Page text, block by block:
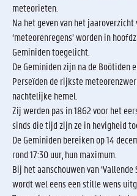
meteorieten.
Na het geven van het jaaroverzicht
‘meteorenregens’ worden in
Geminiden toegelicht.
De Geminiden zijn na de Boötiden
Perseïden de rijkste
nachtelijke hemel.
Zij werden pas in 1862 voor het
sinds die tijd zijn ze in hevigheid
De Geminiden bereiken op 14
rond 17:30 uur, hun maximum.
Bij het aanschouwen van ‘Vallende
wordt wel eens een stille wens